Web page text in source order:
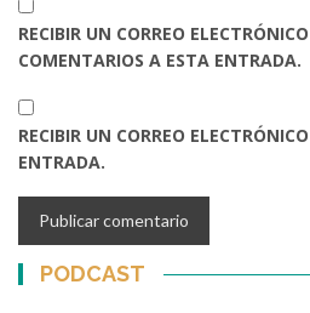
RECIBIR UN CORREO
COMENTARIOS A ESTA ENTRADA.
RECIBIR UN CORREO
ENTRADA.
PODCAST